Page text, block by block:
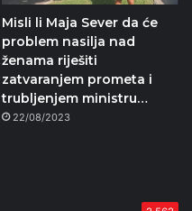
Misli li Maja Sever da će
problem nasilja nad
ženama riješiti
zatvaranjem prometa i
trubljenjem ministru…
22/08/2023